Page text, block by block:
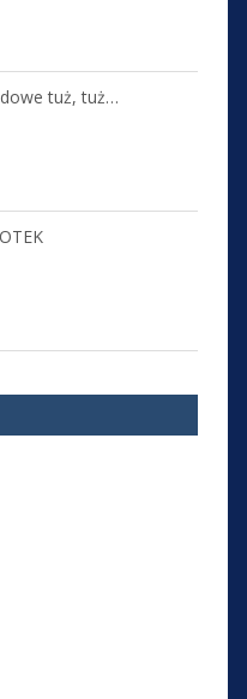
tuż, tuż…